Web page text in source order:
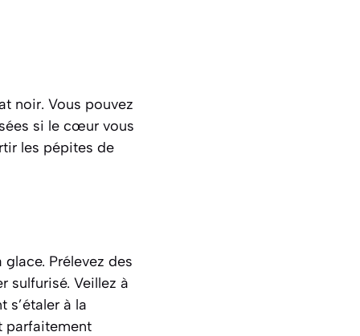
noir. Vous pouvez
si le cœur vous
les pépites de
Prélevez des
sulfurisé. Veillez à
s’étaler à la
parfaitement